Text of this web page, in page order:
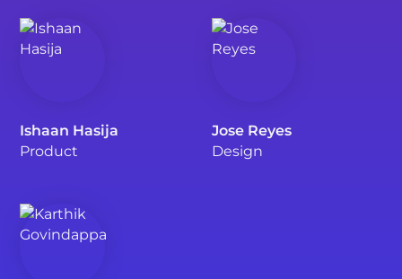
Ishaan Hasija
Product
Jose Reyes
Design